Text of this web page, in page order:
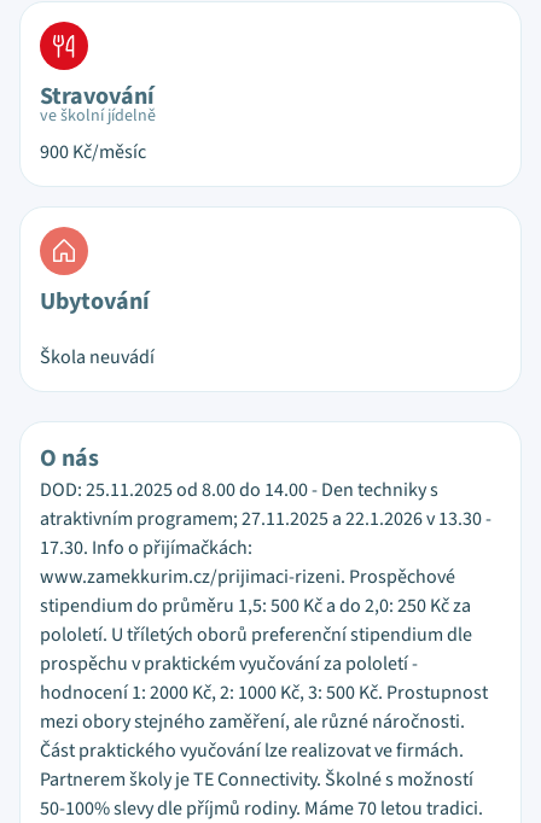
Stravování
ve školní jídelně
900Kč/měsíc
Ubytování
Škola neuvádí
O nás
DOD: 25.11.2025 od 8.00 do 14.00 - Den techniky s
atraktivním programem; 27.11.2025 a 22.1.2026 v 13.30 -
17.30. Info o přijímačkách:
www.zamekkurim.cz/prijimaci-rizeni. Prospěchové
stipendium do průměru 1,5: 500 Kč a do 2,0: 250 Kč za
pololetí. U tříletých oborů preferenční stipendium dle
prospěchu v praktickém vyučování za pololetí -
hodnocení 1: 2000 Kč, 2: 1000 Kč, 3: 500 Kč. Prostupnost
mezi obory stejného zaměření, ale různé náročnosti.
Část praktického vyučování lze realizovat ve firmách.
Partnerem školy je TE Connectivity. Školné s možností
50-100% slevy dle příjmů rodiny. Máme 70 letou tradici.